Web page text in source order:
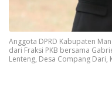
Anggota DPRD Kabupaten
dari Fraksi PKB bersama
Lenteng, Desa Compang Dari,